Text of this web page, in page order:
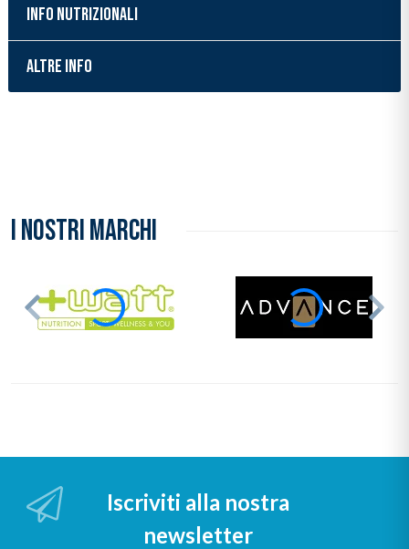
INFO NUTRIZIONALI
ALTRE INFO
I NOSTRI MARCHI
Iscriviti alla nostra
newsletter